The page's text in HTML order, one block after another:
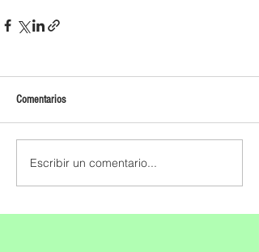
Comentarios
Escribir un comentario...